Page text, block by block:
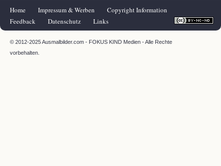
Navigation
überspringen
Home Impressum & Werben
Copyright Information
Feedback
Datenschutz Links
© 2012-2025 Ausmalbilder.com - FOKUS KIND Medien - Alle Rechte
vorbehalten.